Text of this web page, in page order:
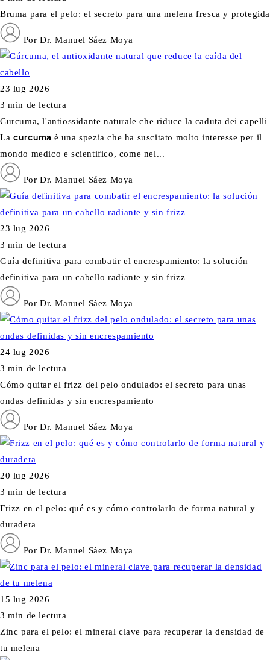
Bruma para el pelo: el secreto para una melena fresca y protegida
Por Dr. Manuel Sáez Moya
23 lug 2026
3 min de lectura
Curcuma, l'antiossidante naturale che riduce la caduta dei capelli
La curcuma è una spezia che ha suscitato molto interesse per il
mondo medico e scientifico, come nel...
Por Dr. Manuel Sáez Moya
23 lug 2026
3 min de lectura
Guía definitiva para combatir el encrespamiento: la solución
definitiva para un cabello radiante y sin frizz
Por Dr. Manuel Sáez Moya
24 lug 2026
3 min de lectura
Cómo quitar el frizz del pelo ondulado: el secreto para unas
ondas definidas y sin encrespamiento
Por Dr. Manuel Sáez Moya
20 lug 2026
3 min de lectura
Frizz en el pelo: qué es y cómo controlarlo de forma natural y
duradera
Por Dr. Manuel Sáez Moya
15 lug 2026
3 min de lectura
Zinc para el pelo: el mineral clave para recuperar la densidad de
tu melena